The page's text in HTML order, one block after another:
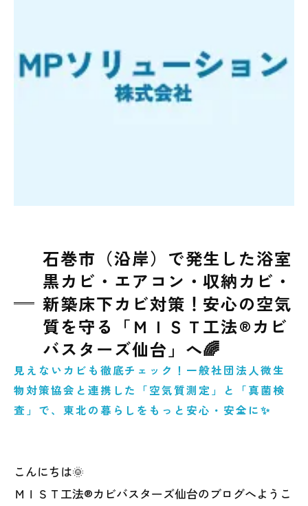
石巻市（沿岸）で発生した浴室
黒カビ・エアコン・収納カビ・
新築床下カビ対策！安心の空気
質を守る「ＭＩＳＴ工法®カビ
バスターズ仙台」へ🌈
見えないカビも徹底チェック！一般社団法人微生
物対策協会と連携した「空気質測定」と「真菌検
査」で、東北の暮らしをもっと安心・安全に✨
こんにちは🌞
ＭＩＳＴ工法®カビバスターズ仙台のブログへようこ